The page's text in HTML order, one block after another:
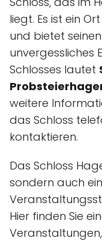
liegt. Es ist ein
und bietet
unvergessliches
Schlosses lautet
weitere
das Schloss
kontaktieren.
Das Schloss
sondern auch
Hier finden Sie